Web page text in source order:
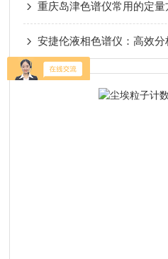
重庆岛津色谱仪常用的定
安捷伦液相色谱仪：高效